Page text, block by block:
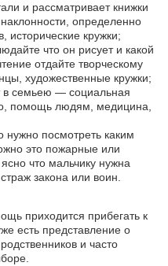
и рассматривает книжки
определенно
исторические кружки;
что он рисует и какой
отдайте творческому
художественные кружки;
в семьею — социальная
помощь людям, медицина,
посмотреть каким
это пожарные или
что мальчику нужна
закона или воин.
приходится прибегать к
есть представление о
и часто